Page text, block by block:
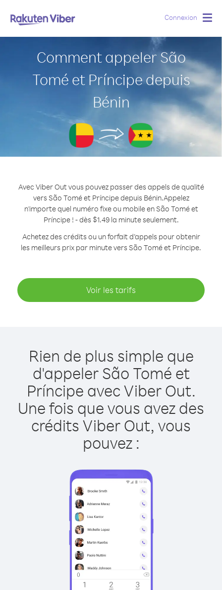
Connexion
Comment appeler São
Tomé et Príncipe depuis
Bénin
Avec Viber Out vous pouvez passer des appels de qualité
vers São Tomé et Príncipe depuis Bénin.Appelez
n'importe quel numéro fixe ou mobile en São Tomé et
Príncipe ! - dès $1.49 la minute seulement.
Achetez des crédits ou un forfait d’appels pour obtenir
les meilleurs prix par minute vers São Tomé et Príncipe.
Voir les tarifs
Rien de plus simple que
d'appeler São Tomé et
Príncipe avec Viber Out.
Une fois que vous avez des
crédits Viber Out, vous
pouvez :